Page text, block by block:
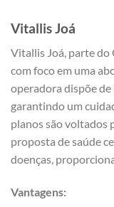
Vitallis Joá
Vitallis Joá, parte do
com foco em uma
operadora dispõe
garantindo um
planos são voltados
proposta de saúde
doenças,
Vantagens: